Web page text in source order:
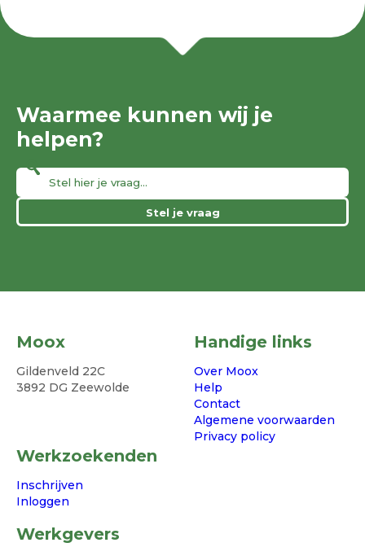
Waarmee kunnen wij je
helpen?
Stel je vraag
Moox
Gildenveld 22C
3892 DG Zeewolde
Handige links
Over Moox
Help
Contact
Algemene voorwaarden
Privacy policy
Werkzoekenden
Inschrijven
Inloggen
Werkgevers